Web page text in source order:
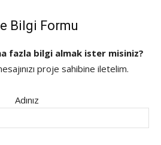
Bilgi Formu
fazla bilgi almak ister misiniz?
proje sahibine iletelim.
Adınız